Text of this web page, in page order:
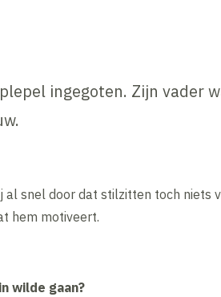
ingegoten. Zijn vader
snel door dat stilzitten toch niets
hem motiveert.
wilde gaan?